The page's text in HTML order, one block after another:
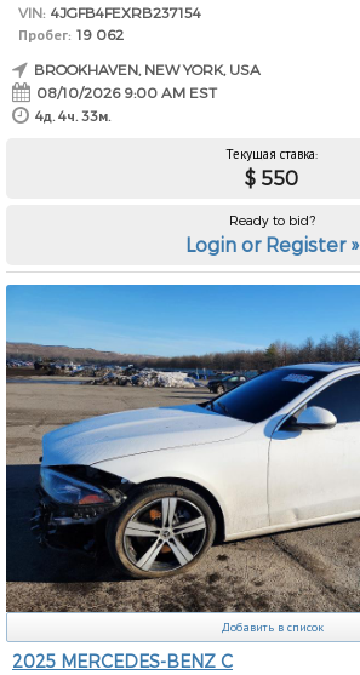
VIN: 4JGFB4FEXRB237154
Пробег: 19 062
BROOKHAVEN, NEW YORK, USA
08/10/2026 9:00 AM EST
4д. 4ч. 33м.
Текущая ставка:
$ 550
Ready to bid?
Login or Register »
Добавить в список
2025 MERCEDES-BENZ C